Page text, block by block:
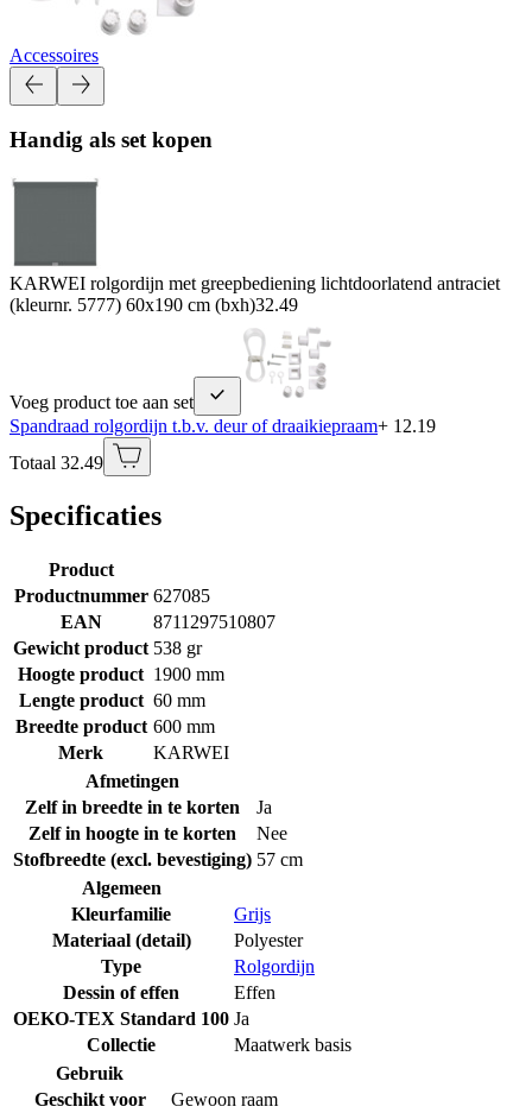
Accessoires
Handig als set kopen
KARWEI rolgordijn met greepbediening lichtdoorlatend antraciet
(kleurnr. 5777) 60x190 cm (bxh)32.49
Voeg product toe aan set
Spandraad rolgordijn t.b.v. deur of draaikiepraam+ 12.19
Totaal 32.49
Specificaties
Product
Productnummer 627085
EAN
8711297510807
Gewicht product 538 gr
Hoogte product 1900 mm
Lengte product 60 mm
Breedte product 600 mm
Merk
KARWEI
Afmetingen
Zelf in breedte in te korten
Ja
Zelf in hoogte in te korten
Nee
Stofbreedte (excl. bevestiging) 57 cm
Algemeen
Kleurfamilie
Grijs
Materiaal (detail)
Polyester
Type
Rolgordijn
Dessin of effen
Effen
OEKO-TEX Standard 100 Ja
Collectie
Maatwerk basis
Gebruik
Geschikt voor
Gewoon raam